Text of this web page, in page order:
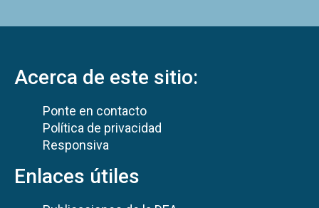
Acerca de este sitio:
Ponte en contacto
Política de privacidad
Responsiva
Enlaces útiles